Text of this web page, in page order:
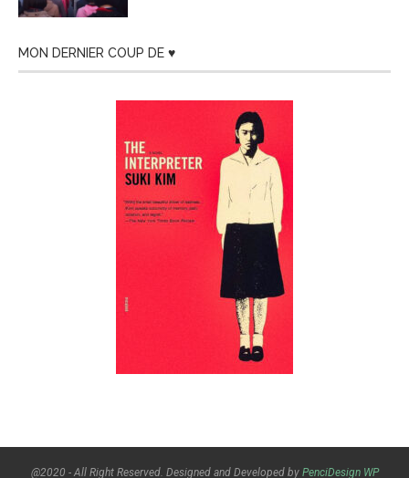
MON DERNIER COUP DE ♥
@2020 - All Right Reserved. Designed and Developed by PenciDesign WP